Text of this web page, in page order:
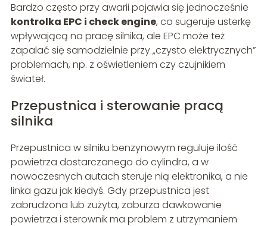
Bardzo często przy awarii pojawia się jednocześnie
kontrolka EPC i check engine, co sugeruje usterkę
wpływającą na pracę silnika, ale EPC może też
zapalać się samodzielnie przy „czysto elektrycznych”
problemach, np. z oświetleniem czy czujnikiem
świateł.
Przepustnica i sterowanie pracą
silnika
Przepustnica w silniku benzynowym reguluje ilość
powietrza dostarczanego do cylindra, a w
nowoczesnych autach steruje nią elektronika, a nie
linka gazu jak kiedyś. Gdy przepustnica jest
zabrudzona lub zużyta, zaburza dawkowanie
powietrza i sterownik ma problem z utrzymaniem